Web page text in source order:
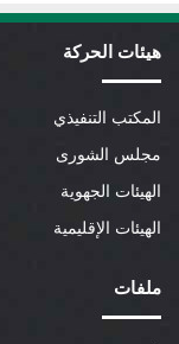
هيئات الحركة
المكتب التنفيذي
مجلس الشورى
الهيئات الجهوية
الهيئات الإقليمية
ملفات